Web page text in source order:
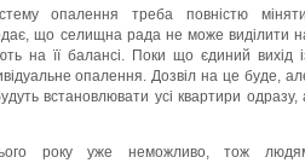
опалення треба повністю
що селищна рада не може виділити
на її балансі. Поки що єдиний вихід
опалення. Дозвіл на це буде,
встановлювати усі квартири одразу,
року уже неможливо, тож